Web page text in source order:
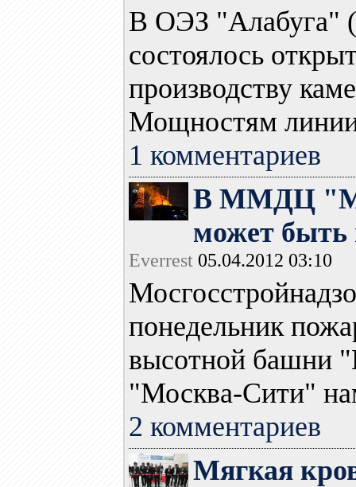
В ОЭЗ "Алабуга"
состоялось
производству
Мощностям
1 комментариев
В ММДЦ
может быть
Everrest 05.04.2012 03:10
понедельник
высотной башни
"Москва-Сити"
2 комментариев
Мягкая